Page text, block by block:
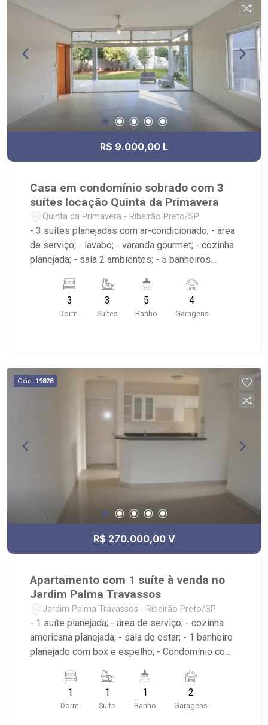
Sul, Zona Leste, Centro e Bonfim Paulista; - para
Venda, Compra e Locação, imobiliária é Ribeirão
Imóveis - sede na Av. Professor João Fiusa;
R$ 9.000,00 L
Casa em condomínio sobrado com 3
suítes locação Quinta da Primavera
Quinta da Primavera - Ribeirão Preto/SP
- 3 suítes planejadas com ar-condicionado; - área
de serviço; - lavabo; - varanda gourmet; - cozinha
planejada; - sala 2 ambientes; - 5 banheiros
Skyfit CT Guaporé, Pacer Academia Mirante Sul,
Casa de Bolos
3
Dorm.
3
Suítes
5
Banho
4
Garagens
Cód. 19828
R$ 270.000,00 V
Apartamento com 1 suíte à venda no
Jardim Palma Travassos
Jardim Palma Travassos - Ribeirão Preto/SP
- 1 suíte planejada; - área de serviço; - cozinha
americana planejada; - sala de estar; - 1 banheiro
planejado com box e espelho; - Condomínio com
elevador panorâmico, academia e piscina na
cobertura.
1
Dorm.
1
Suite
1
Banho
2
Garagens